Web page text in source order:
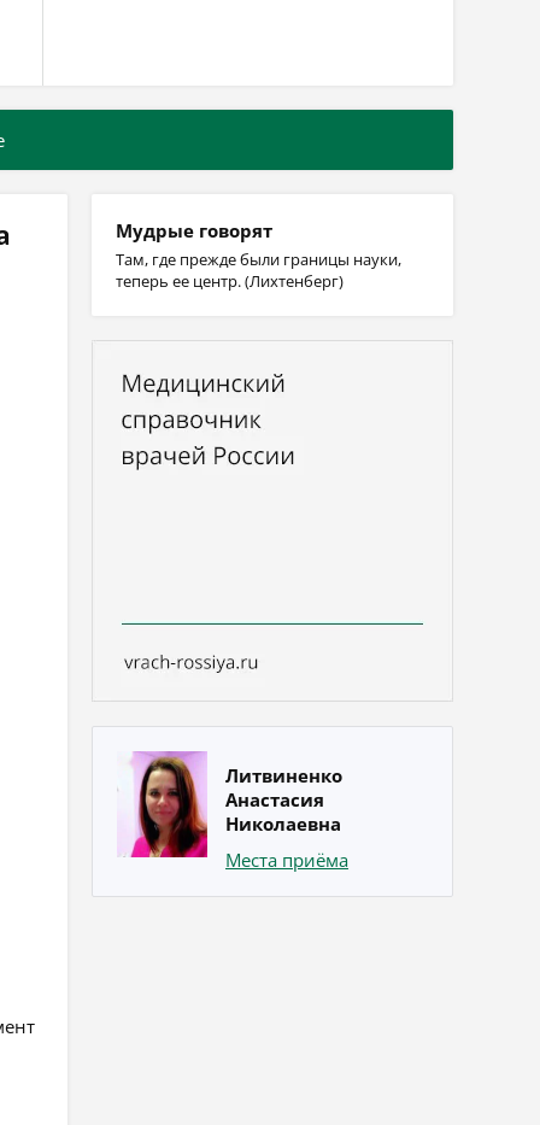
Мудрые говорят
Там, где прежде были границы науки,
теперь ее центр. (Лихтенберг)
Литвиненко
Анастасия
Николаевна
Места приёма